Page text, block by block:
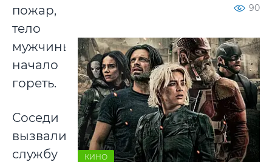
пожар,
тело
мужчины
начало
гореть.
Соседи
вызвали
службу
90
КИНО